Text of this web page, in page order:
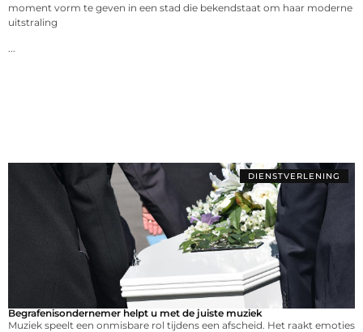
moment vorm te geven in een stad die bekendstaat om haar moderne
uitstraling
...
DIENSTVERLENING
Begrafenisondernemer helpt u met de juiste muziek
Muziek speelt een onmisbare rol tijdens een afscheid. Het raakt emoties